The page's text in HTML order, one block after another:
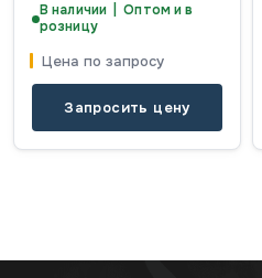
В наличии | Оптом и в
розницу
Цена по запросу
Запросить цену